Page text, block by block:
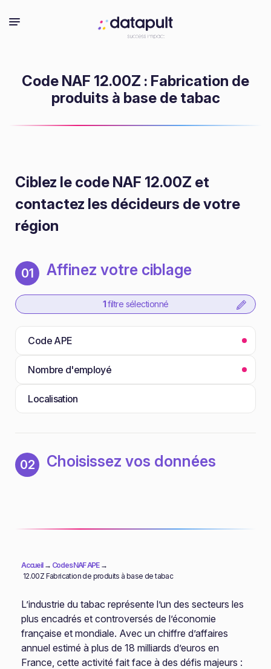
Code NAF 12.00Z : Fabrication de
produits à base de tabac
Ciblez le code NAF 12.00Z et
contactez les décideurs de votre
région
01 Affinez votre ciblage
1 filtre sélectionné
Code APE
Nombre d'employé
Localisation
02 Choisissez vos données
Accueil→ Codes NAF APE→
12.00Z Fabrication de produits à base de tabac
L’industrie du tabac représente l’un des secteurs les
plus encadrés et controversés de l’économie
française et mondiale. Avec un chiffre d’affaires
annuel estimé à plus de 18 milliards d’euros en
France, cette activité fait face à des défis majeurs :